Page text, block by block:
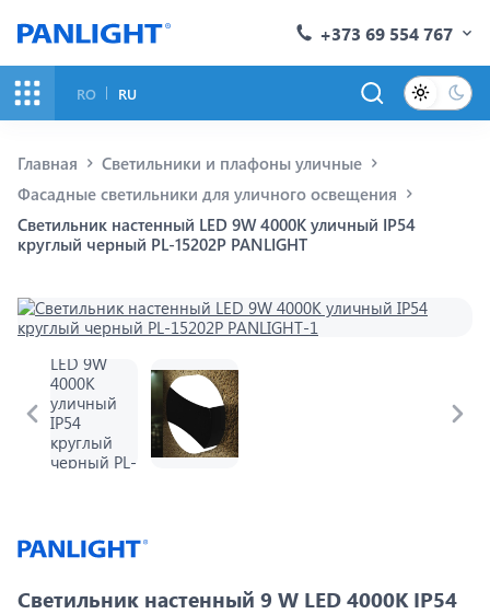
+373 69 554 767
RO RU
Главная
Светильники и плафоны уличные
Фасадные светильники для уличного освещения
Светильник настенный LED 9W 4000K уличный IP54
круглый черный PL-15202P PANLIGHT
Светильник настенный 9 W LED 4000K IP54